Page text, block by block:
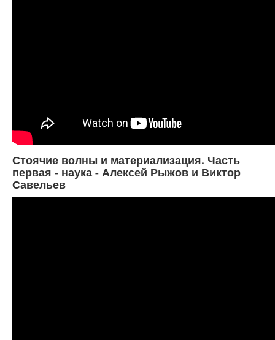
Стоячие волны и материализация. Часть
первая - наука - Алексей Рыжов и Виктор
Савельев